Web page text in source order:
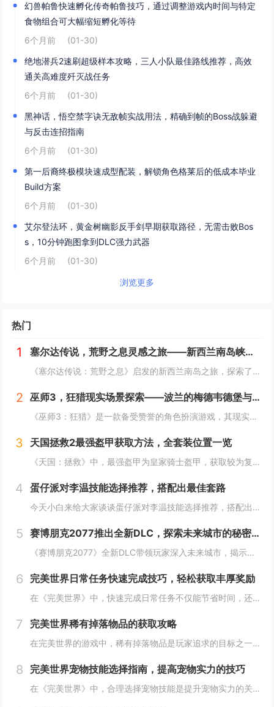
幻兽帕鲁快速孵化传奇帕鲁技巧，通过调整游戏内时间与特定
食物组合可大幅缩短孵化等待
6个月前
(01-30)
绝地潜兵2速刷超级样本攻略，三人小队最佳路线推荐，高效
通关高难度歼灭战任务
6个月前
(01-30)
黑神话，悟空禁字诀无敌帧实战用法，精确到帧的Boss战躲避
与反击连招指南
6个月前
(01-30)
第一后裔终极模块速成型配装，解锁角色格莱后的低成本毕业
Build方案
6个月前
(01-30)
艾尔登法环，黄金树幽影反手剑早期获取路径，无需击败Bos
s，10分钟跑图拿到DLC强力武器
6个月前
(01-30)
浏览更多
热门
1 塞尔达传说，荒野之息灵感之旅——新西兰南岛峡湾探秘与荒野生存体验
《塞尔达传说：荒野之息》启发的新西兰南岛之旅，探索了其壮丽的自然风光与荒野生存体验。在峡湾国家公园，你将亲历游戏般的奇妙景色，从镜面般的湖泊、雄伟的山脉到神秘的森林，每一处都仿佛是游戏中的场景再现。你可以参与野外生存活动，学习采集、搭建庇护...
2 巫师3，狂猎现实场景探索——波兰的梅德韦德堡与温特堡城堡的奇幻之旅
《巫师3：狂猎》是一款备受赞誉的角色扮演游戏，其现实中的灵感来源之一是波兰的梅德韦德堡和温特堡城堡。这两处地点以其独特的中世纪建筑风格和壮丽的自然风光，为游戏营造了奇幻而真实的背景。梅德韦德堡位于波兰南部，拥有悠久的历史和神秘氛围；而温特堡...
3 天国拯救2最强盔甲获取方法，全套装位置一览
《天国：拯救》中，最强盔甲为皇家骑士盔甲，获取较为复杂。首先需完成“皇家侍卫”任务线，帮助亨利成为国王的私人护卫。之后，在王宫内找到盔甲的具体位置，通常藏于密室或特定房间。完成相关任务后，玩家可获得这套顶级装备，大幅提升防御力和战斗能力。游...
4 蛋仔派对李温技能选择推荐，搭配出最佳套路
今天小白来给大家谈谈蛋仔派对李温技能选择推荐，搭配出最佳套路，以及蛋仔派对攻略对应的知识点，希望对大家有所帮助，不要忘了收藏本站呢今天给各位分享蛋仔派对李温技能选择推荐，搭配出最佳套路的知识，其中也会对蛋仔派对攻略进行解释，如果能碰巧解决你...
5 赛博朋克2077推出全新DLC，探索未来城市的秘密和新任务
《赛博朋克2077》全新DLC带领玩家深入未来城市，揭示隐藏的秘密并开启一系列新任务。在这一扩展内容中，玩家将有机会探索更多未知区域，体验丰富多彩的剧情，与全新角色互动，进一步丰富游戏世界的沉浸感与可玩性。今天小白来给大家谈谈《赛博朋克20...
6 完美世界日常任务快速完成技巧，轻松获取丰厚奖励
在《完美世界》中，快速完成日常任务不仅能节省时间，还能确保玩家获得丰厚的奖励。合理规划任务路线，优先选择高经验值和金币奖励的任务。利用双倍经验时间进行任务，可以事半功倍。组队完成任务效率更高，特别是对于需要击败强大敌人的任务。不要忘记使用游...
7 完美世界稀有掉落物品的获取攻略
在完美世界的游戏中，稀有掉落物品是玩家追求的目标之一。这些物品通常只能通过特定的活动、副本或怪物获得，且掉落率极低。为了提高获取几率，玩家可以组队参与高难度副本，多次挑战以增加机会；参加限时活动，如节日庆典和特殊任务，这些活动往往会有额外奖...
8 完美世界宠物技能选择指南，提高宠物实力的技巧
在《完美世界》中，合理选择宠物技能是提升宠物实力的关键。优先考虑增强宠物基础属性的技能，如攻击、防御和生命值。根据宠物类型和定位，选择合适的主动或被动技能，如控制、辅助或输出技能。利用宠物技能书升级技能等级，以及通过宠物合成功能优化技能组合...